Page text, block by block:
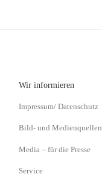
Wir informieren
Impressum/ Datenschutz
Bild- und Medienquellen
Media – für die Presse
Service